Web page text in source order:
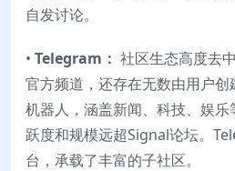
自发讨论。
• Telegram： 社区生态高度去
官方频道，还存在无数由用户
机器人，涵盖新闻、科技、娱
跃度和规模远超Signal论坛。
台，承载了丰富的子社区。